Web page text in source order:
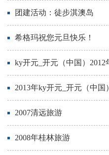
团建活动：徒步淇澳岛
希格玛祝您元旦快乐！
ky开元_开元（中国）2012
2007清远旅游
2008年桂林旅游